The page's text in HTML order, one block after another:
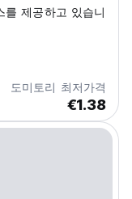
를 제공하고 있습니
도미토리 최저가격
€1.38